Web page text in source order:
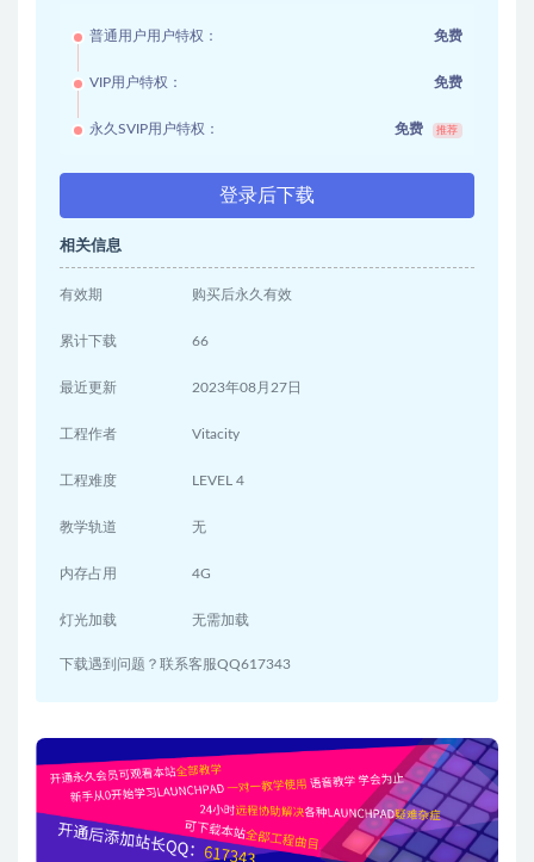
普通用户用户特权： 免费
VIP用户特权： 免费
永久SVIP用户特权： 免费 推荐
登录后下载
相关信息
有效期 购买后永久有效
累计下载 66
最近更新 2023年08月27日
工程作者 Vitacity
工程难度 LEVEL 4
教学轨道 无
内存占用 4G
灯光加载 无需加载
下载遇到问题？联系客服QQ617343